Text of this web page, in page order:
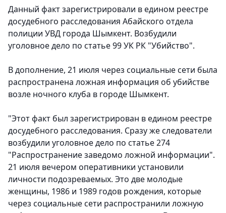
Данный факт зарегистрировали в едином реестре
досудебного расследования Абайского отдела
полиции УВД города Шымкент. Возбудили
уголовное дело по статье 99 УК РК "Убийство".
В дополнение, 21 июля через социальные сети была
распространена ложная информация об убийстве
возле ночного клуба в городе Шымкент.
"Этот факт был зарегистрирован в едином реестре
досудебного расследования. Сразу же следователи
возбудили уголовное дело по статье 274
"Распространение заведомо ложной информации".
21 июля вечером оперативники установили
личности подозреваемых. Это две молодые
женщины, 1986 и 1989 годов рождения, которые
через социальные сети распространили ложную